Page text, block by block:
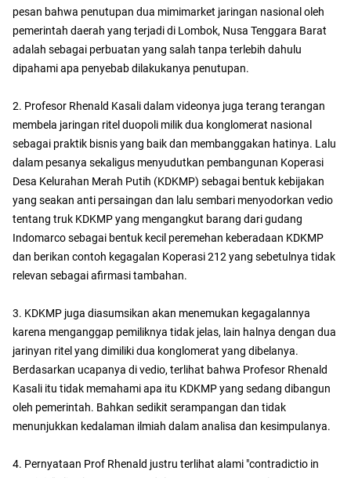
pesan bahwa penutupan dua mimimarket jaringan nasional oleh
pemerintah daerah yang terjadi di Lombok, Nusa Tenggara Barat
adalah sebagai perbuatan yang salah tanpa terlebih dahulu
dipahami apa penyebab dilakukanya penutupan.
2. Profesor Rhenald Kasali dalam videonya juga terang terangan
membela jaringan ritel duopoli milik dua konglomerat nasional
sebagai praktik bisnis yang baik dan membanggakan hatinya. Lalu
dalam pesanya sekaligus menyudutkan pembangunan Koperasi
Desa Kelurahan Merah Putih (KDKMP) sebagai bentuk kebijakan
yang seakan anti persaingan dan lalu sembari menyodorkan vedio
tentang truk KDKMP yang mengangkut barang dari gudang
Indomarco sebagai bentuk kecil peremehan keberadaan KDKMP
dan berikan contoh kegagalan Koperasi 212 yang sebetulnya tidak
relevan sebagai afirmasi tambahan.
3. KDKMP juga diasumsikan akan menemukan kegagalannya
karena menganggap pemiliknya tidak jelas, lain halnya dengan dua
jarinyan ritel yang dimiliki dua konglomerat yang dibelanya.
Berdasarkan ucapanya di vedio, terlihat bahwa Profesor Rhenald
Kasali itu tidak memahami apa itu KDKMP yang sedang dibangun
oleh pemerintah. Bahkan sedikit serampangan dan tidak
menunjukkan kedalaman ilmiah dalam analisa dan kesimpulanya.
4. Pernyataan Prof Rhenald justru terlihat alami "contradictio in